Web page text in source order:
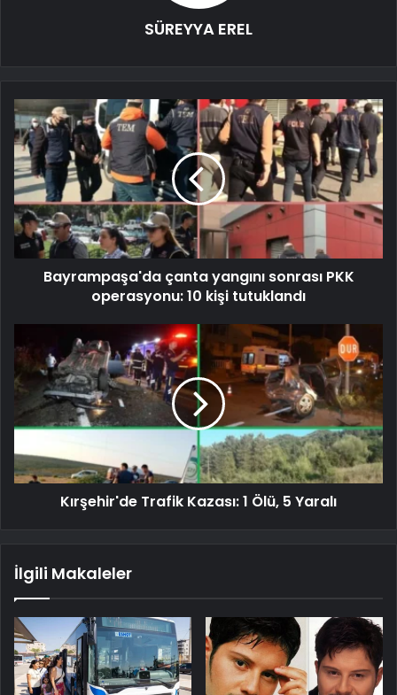
SÜREYYA EREL
Bayrampaşa'da çanta yangını sonrası PKK
operasyonu: 10 kişi tutuklandı
Kırşehir'de Trafik Kazası: 1 Ölü, 5 Yaralı
İlgili Makaleler